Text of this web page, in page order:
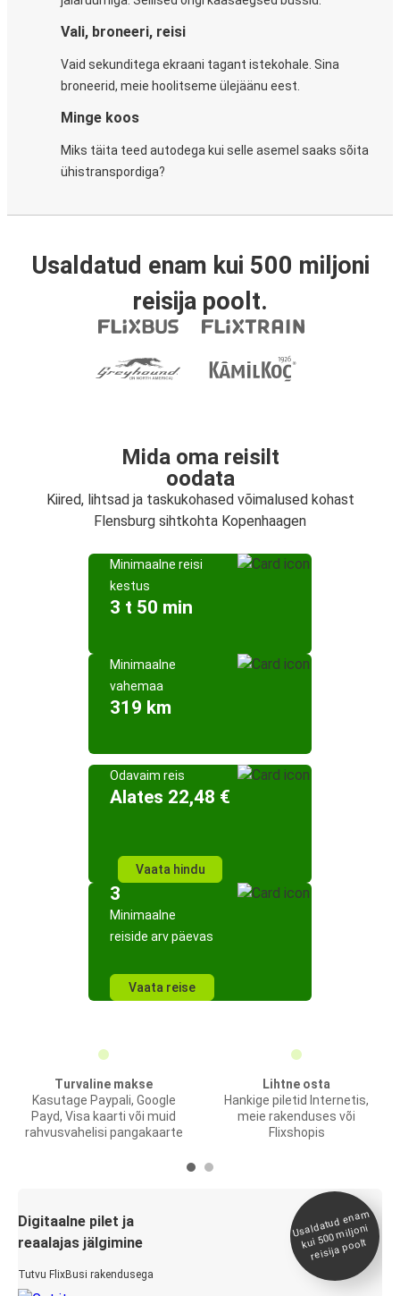
Vali, broneeri, reisi
Vaid sekunditega ekraani tagant istekohale. Sina
broneerid, meie hoolitseme ülejäänu eest.
Minge koos
Miks täita teed autodega kui selle asemel saaks sõita
ühistranspordiga?
Usaldatud enam kui 500 miljoni
reisija poolt.
Mida oma reisilt
oodata
Kiired, lihtsad ja taskukohased võimalused kohast
Flensburg sihtkohta Kopenhaagen
Minimaalne reisi
kestus
3 t 50 min
Minimaalne
vahemaa
319 km
Odavaim reis
Alates 22,48 €
Vaata hindu
3
Minimaalne
reiside arv päevas
Vaata reise
Turvaline makse
Kasutage Paypali, Google
Payd, Visa kaarti või muid
rahvusvahelisi pangakaarte
Lihtne osta
Hankige piletid Internetis,
meie rakenduses või
Flixshopis
Digitaalne pilet ja
reaalajas jälgimine
Tutvu FlixBusi rakendusega
Usaldatud ena
m
kui 500
miljoni
reisija poolt